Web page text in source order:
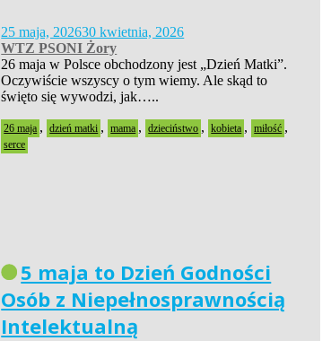
25 maja, 202630 kwietnia, 2026
WTZ PSONI Żory
26 maja w Polsce obchodzony jest „Dzień Matki”.
Oczywiście wszyscy o tym wiemy. Ale skąd to
święto się wywodzi, jak…..
26 maja , dzień matki , mama , dzieciństwo , kobieta , miłość ,
serce
5 maja to Dzień Godności
Osób z Niepełnosprawnością
Intelektualną